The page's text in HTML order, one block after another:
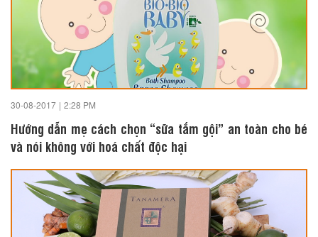
30-08-2017 | 2:28 PM
Hướng dẫn mẹ cách chọn “sữa tắm gội” an toàn cho bé
và nói không với hoá chất độc hại